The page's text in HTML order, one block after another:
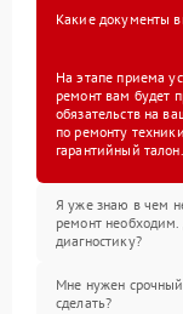
Какие документы
На этапе приема
ремонт вам будет
обязательств на
по ремонту
гарантийный талон.
Я уже знаю в чем
ремонт необходим.
диагностику?
Мне нужен
сделать?